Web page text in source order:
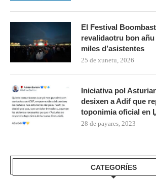
El Festival
revalidaotru bon
miles d’asistentes
25 de xunetu, 2026
Iniciativa pol
desixen a Adif que
toponimia oficial en
28 de payares, 2023
CATEGORÍES